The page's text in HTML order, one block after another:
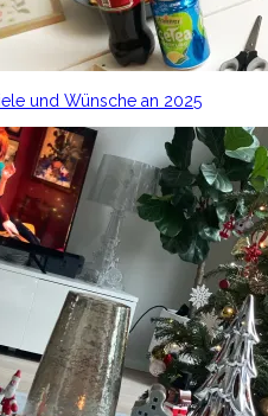
und Wünsche an 2025